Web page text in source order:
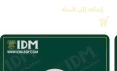
إضافة إلى السلة